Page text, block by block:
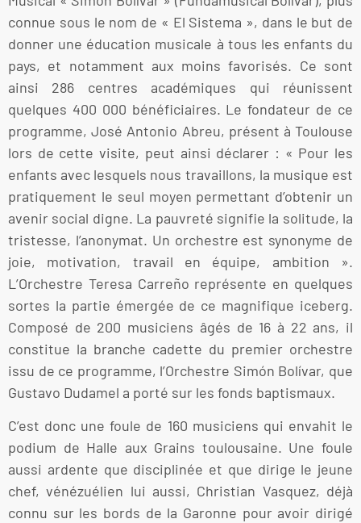
connue sous le nom de « El Sistema », dans le but de
donner une éducation musicale à tous les enfants du
pays, et notamment aux moins favorisés. Ce sont
ainsi 286 centres académiques qui réunissent
quelques 400 000 bénéficiaires. Le fondateur de ce
programme, José Antonio Abreu, présent à Toulouse
lors de cette visite, peut ainsi déclarer : « Pour les
enfants avec lesquels nous travaillons, la musique est
pratiquement le seul moyen permettant d’obtenir un
avenir social digne. La pauvreté signifie la solitude, la
tristesse, l’anonymat. Un orchestre est synonyme de
joie, motivation, travail en équipe, ambition ».
L’Orchestre Teresa Carreño représente en quelques
sortes la partie émergée de ce magnifique iceberg.
Composé de 200 musiciens âgés de 16 à 22 ans, il
constitue la branche cadette du premier orchestre
issu de ce programme, l’Orchestre Simón Bolívar, que
Gustavo Dudamel a porté sur les fonds baptismaux.
C’est donc une foule de 160 musiciens qui envahit le
podium de Halle aux Grains toulousaine. Une foule
aussi ardente que disciplinée et que dirige le jeune
chef, vénézuélien lui aussi, Christian Vasquez, déjà
connu sur les bords de la Garonne pour avoir dirigé